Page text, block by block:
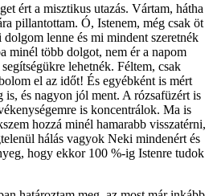
ért a misztikus utazás. Vártam, hátha
pillantottam. Ó, Istenem, még csak öt
lenne és mi mindent szeretnék
minél több dolgot, nem ér a napom
lehetnék. Féltem, csak
el az időt! És egyébként is mért
és nagyon jól ment. A rózsafüzért is
is koncentrálok. Ma is
hozzá minél hamarabb visszatérni,
hálás vagyok Neki mindenért és
hogy ekkor 100 %-ig Istenre tudok